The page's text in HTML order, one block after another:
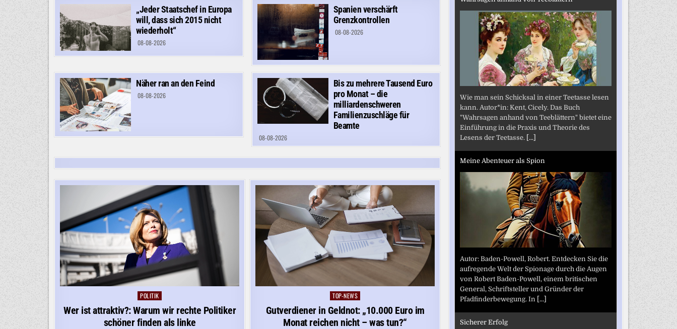
„Jeder Staatschef in Europa
will, dass sich 2015 nicht
wiederholt“
08-08-2026
Spanien verschärft
Grenzkontrollen
08-08-2026
Näher ran an den Feind
08-08-2026
Bis zu mehrere Tausend Euro
pro Monat – die
milliardenschweren
Familienzuschläge für
Beamte
08-08-2026
Posted
in
POLITIK
Wer ist attraktiv?: Warum wir rechte Politiker
schöner finden als linke
Posted
in
TOP-NEWS
Gutverdiener in Geldnot: „10.000 Euro im
Monat reichen nicht – was tun?“
Wie man sein Schicksal in einer Teetasse lesen
kann. Autor*in: Kent, Cicely. Das Buch
"Wahrsagen anhand von Teeblättern" bietet eine
Einführung in die Praxis und Theorie des
Lesens der Teetasse. [...]
Meine Abenteuer als Spion
Autor: Baden-Powell, Robert. Entdecken Sie die
aufregende Welt der Spionage durch die Augen
von Robert Baden-Powell, einem britischen
General, Schriftsteller und Gründer der
Pfadfinderbewegung. In [...]
Sicherer Erfolg